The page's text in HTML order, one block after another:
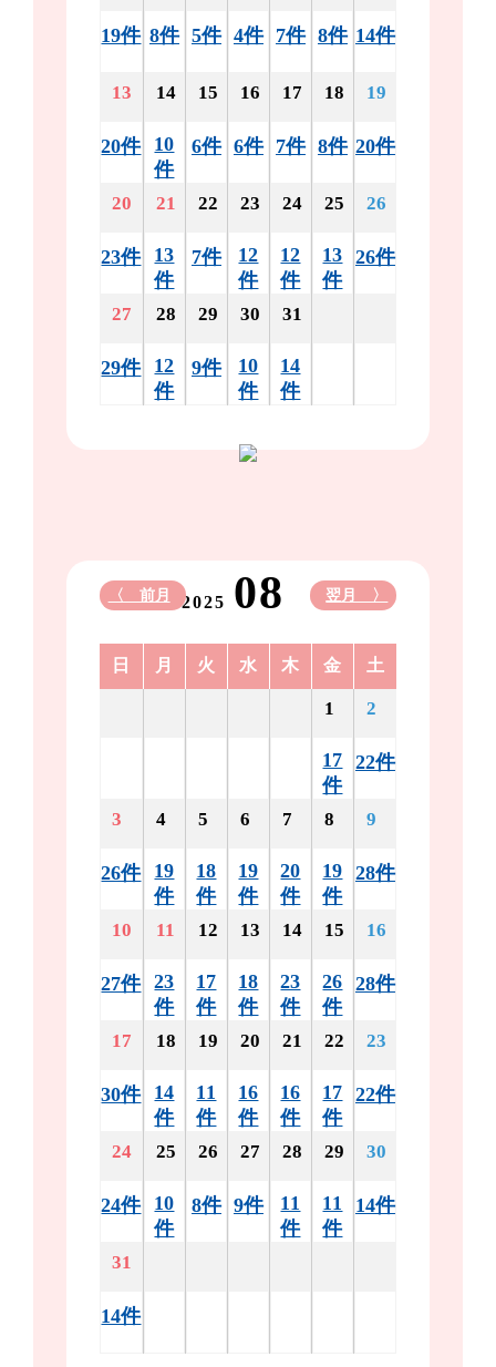
19件 8件 5件 4件 7件 8件 14件
13
20件
14
10
件
15
6件
16
6件
17
7件
18
8件
19
20件
20
23件
21
13
件
22
7件
23
12
件
24
12
件
25
13
件
26
26件
27
29件
28
12
件
29
9件
30
10
件
31
14
件
2025 08
〈 前月 翌月 〉
日 月 火 水 木 金 土
1
17
件
2
22件
3
26件
4
19
件
5
18
件
6
19
件
7
20
件
8
19
件
9
28件
10
27件
11
23
件
12
17
件
13
18
件
14
23
件
15
26
件
16
28件
17
30件
18
14
件
19
11
件
20
16
件
21
16
件
22
17
件
23
22件
24
24件
25
10
件
26
8件
27
9件
28
11
件
29
11
件
30
14件
31
14件